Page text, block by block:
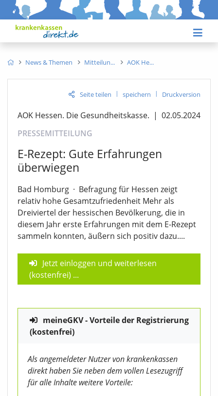
News & Themen Mitteilun AOK He
Seite teilen | speichern | Druckversion
AOK Hessen. Die Gesundheitskasse. | 02.05.2024
PRESSEMITTEILUNG
E-Rezept: Gute Erfahrungen
überwiegen
Bad Homburg · Befragung für Hessen zeigt
relativ hohe Gesamtzufriedenheit Mehr als
Dreiviertel der hessischen Bevölkerung, die in
diesem Jahr erste Erfahrungen mit dem E-Rezept
sammeln konnten, äußern sich positiv dazu....
Jetzt einloggen und weiterlesen
(kostenfrei) ...
meineGKV - Vorteile der Registrierung
(kostenfrei)
Als angemeldeter Nutzer von krankenkassen
direkt haben Sie neben dem vollen Lesezugriff
für alle Inhalte weitere Vorteile: